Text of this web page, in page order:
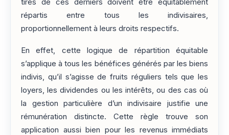
tirés de ces derniers doivent être équitablement
répartis entre tous les indivisaires,
proportionnellement à leurs droits respectifs.
En effet, cette logique de répartition équitable
s’applique à tous les bénéfices générés par les biens
indivis, qu’il s’agisse de fruits réguliers tels que les
loyers, les dividendes ou les intérêts, ou des cas où
la gestion particulière d’un indivisaire justifie une
rémunération distincte. Cette règle trouve son
application aussi bien pour les revenus immédiats